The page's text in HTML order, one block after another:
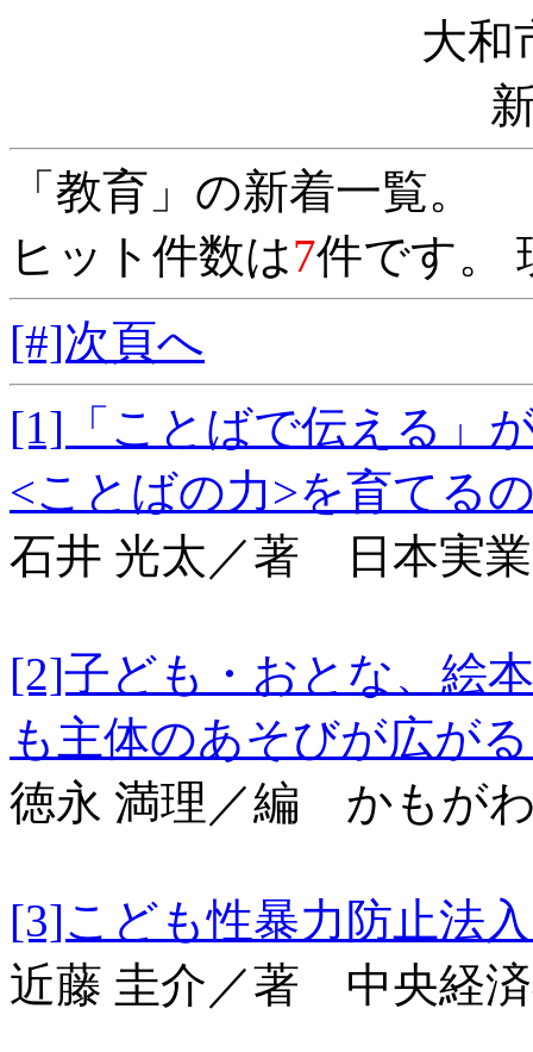
大和
「教育」の新着一覧。
ヒット件数は7件です。
[#]次頁へ
[1]「ことばで伝える
<ことばの力>を育て
石井 光太／著 日本実
[2]子ども・おとな、
も主体のあそびが広
徳永 満理／編 かもが
[3]こども性暴力防
近藤 圭介／著 中央経